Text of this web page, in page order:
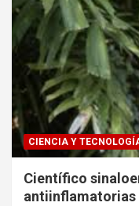
CIENCIA Y
Científico
antiinflamatorias